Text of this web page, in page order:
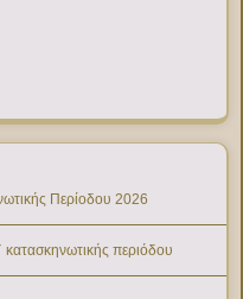
Περίοδου 2026
κατασκηνωτικής περιόδου